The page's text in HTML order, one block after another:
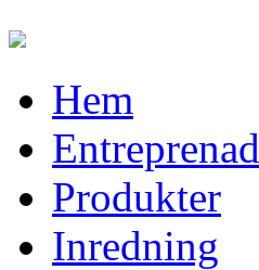
Hem
Entreprenad
Produkter
Inredning